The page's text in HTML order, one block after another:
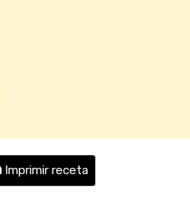
Imprimir receta